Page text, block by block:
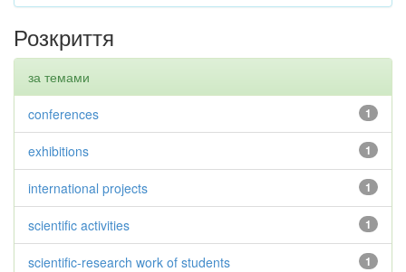
Розкриття
за темами
1
conferences
1
exhibitions
1
international projects
1
scientific activities
1
scientific-research work of students